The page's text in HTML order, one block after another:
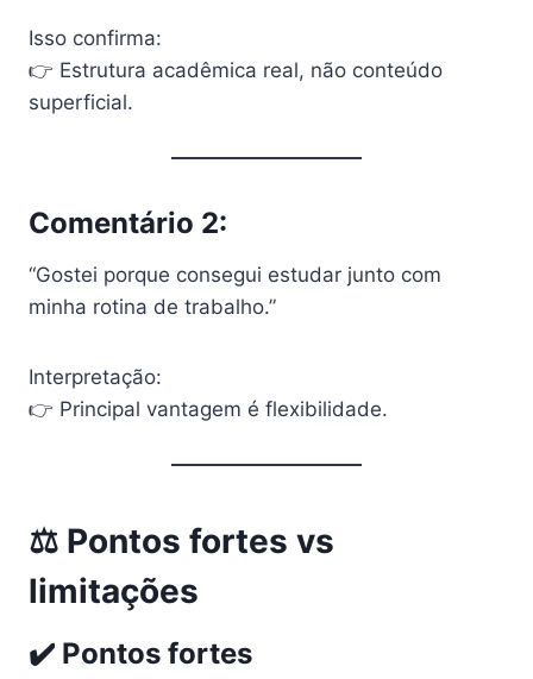
Isso confirma:
👉 Estrutura acadêmica real, não conteúdo
superficial.
Comentário 2:
“Gostei porque consegui estudar junto com
minha rotina de trabalho.”
Interpretação:
👉 Principal vantagem é flexibilidade.
⚖️ Pontos fortes vs
limitações
✔️ Pontos fortes